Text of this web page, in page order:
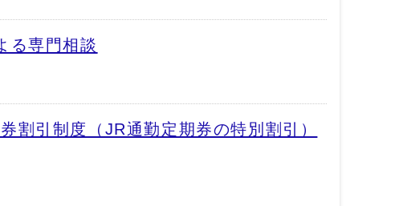
る専門相談
割引制度（JR通勤定期券の特別割引）